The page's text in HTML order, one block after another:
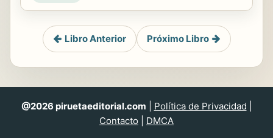
Libro Anterior Próximo Libro
@2026 piruetaeditorial.com Política de Privacidad
Contacto
DMCA